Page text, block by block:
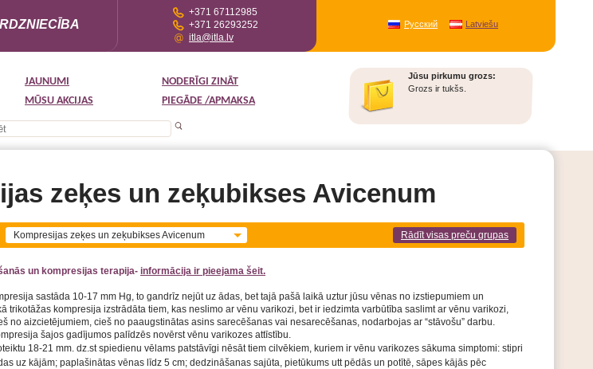
JAUNUMI
NODERĪGI ZINĀT
MŪSU AKCIJAS PIEGĀDE /APMAKSA
Jūsu pirkumu grozs:
Grozs ir tukšs.
+371 67112985
+371 26293252
itla@itla.lv
Русский Latviešu
zeķes un zeķubikses Avicenum
Rādīt visas preču grupas
Kompresijas zeķes un zeķubikses Avicenum
un kompresijas terapija- informācija ir pieejama šeit.
sastāda 10-17 mm Hg, to gandrīz nejūt uz ādas, bet tajā pašā laikā uztur jūsu vēnas no izstiepumiem un
trikotāžas kompresija izstrādāta tiem, kas neslimo ar vēnu varikozi, bet ir iedzimta varbūtība saslimt ar vēnu varikozi,
no aizcietējumiem, cieš no paaugstinātas asins sarecēšanas vai nesarecēšanas, nodarbojas ar “stāvošu” darbu.
šajos gadījumos palīdzēs novērst vēnu varikozes attīstību.
18-21 mm. dz.st spiedienu vēlams patstāvīgi nēsāt tiem cilvēkiem, kuriem ir vēnu varikozes sākuma simptomi: stipri
uz kājām; paplašinātas vēnas līdz 5 cm; dedzināšanas sajūta, pietūkums utt pēdās un potītē, sāpes kājās pēc